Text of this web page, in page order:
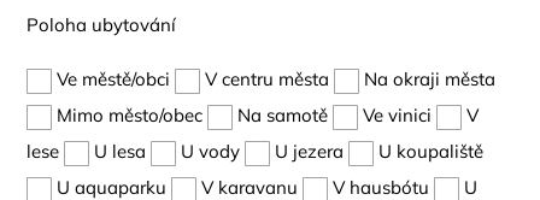
Poloha ubytování
Ve městě/obci V centru města
Na okraji města
Mimo město/obec
Na samotě Ve vinici
V
lese
U lesa U vody U jezera
U koupaliště
U aquaparku
V karavanu V hausbótu
U